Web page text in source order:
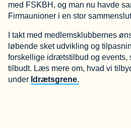
med FSKBH, og man nu havde
Firmaunioner i en stor
I takt med medlemsklubbernes
løbende sket udvikling og
forskellige idrætstilbud og events,
tilbudt. Læs mere om, hvad vi
under Idrætsgrene.